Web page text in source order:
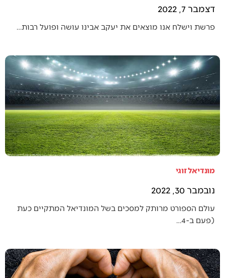
דצמבר 7, 2022
פרשת וישלח אנו מוצאים את יעקב אבינו עושה ופועל רבות…
מונדיאל זוגי
נובמבר 30, 2022
עולם הספורט מרותק למסכים בשל המונדיאל המתקיים כעת
(פעם ב-4…